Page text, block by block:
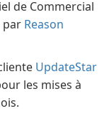
de Commercial
par Reason
UpdateStar
les mises à